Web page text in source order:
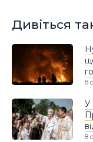
Дивіться
8
У
8